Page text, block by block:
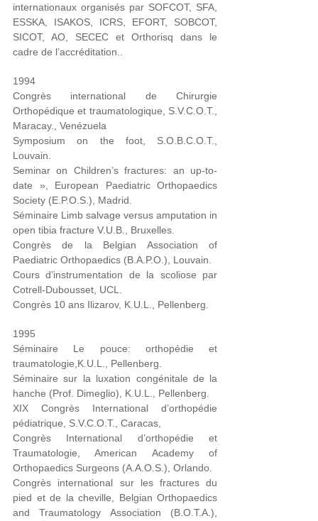
internationaux organisés par SOFCOT, SFA,
ESSKA, ISAKOS, ICRS, EFORT, SOBCOT,
SICOT, AO, SECEC et Orthorisq dans le
cadre de l’accréditation..
1994
Congrès international de Chirurgie
Orthopédique et traumatologique, S.V.C.O.T.,
Maracay., Venézuela
Symposium on the foot, S.O.B.C.O.T.,
Louvain.
Seminar on Children’s fractures: an up-to-
date », European Paediatric Orthopaedics
Society (E.P.O.S.), Madrid.
Séminaire Limb salvage versus amputation in
open tibia fracture V.U.B., Bruxelles.
Congrès de la Belgian Association of
Paediatric Orthopaedics (B.A.P.O.), Louvain.
Cours d’instrumentation de la scoliose par
Cotrell-Dubousset, UCL.
Congrès 10 ans Ilizarov, K.U.L., Pellenberg.
1995
Séminaire Le pouce: orthopédie et
traumatologie,K.U.L., Pellenberg.
Séminaire sur la luxation congénitale de la
hanche (Prof. Dimeglio), K.U.L., Pellenberg.
XIX Congrès International d’orthopédie
pédiatrique, S.V.C.O.T., Caracas,
Congrès International d’orthopédie et
Traumatologie, American Academy of
Orthopaedics Surgeons (A.A.O.S.), Orlando.
Congrès international sur les fractures du
pied et de la cheville, Belgian Orthopaedics
and Traumatology Association (B.O.T.A.),